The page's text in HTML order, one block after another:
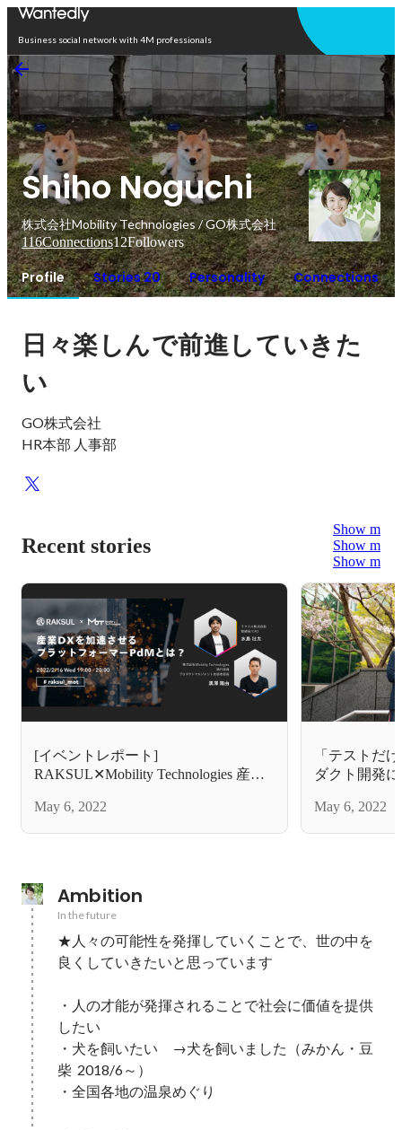
Business social network with 4M professionals
Shiho Noguchi
株式会社Mobility Technologies / GO株式会社
116Connections12Followers
Profile Stories 20 Personality Connections
日々楽しんで前進していきた
い
GO株式会社
HR本部 人事部
Recent stories
Show more
Show more
Show more
[イベントレポート]
RAKSUL✕Mobility Technologies 産業
May 6, 2022
「テストだ
ダクト開発
May 6, 2022
Ambition
In the future
★人々の可能性を発揮していくことで、世の中を
良くしていきたいと思っています
・人の才能が発揮されることで社会に価値を提供
したい
・犬を飼いたい　→犬を飼いました（みかん・豆
柴  2018/6～）
・全国各地の温泉めぐり